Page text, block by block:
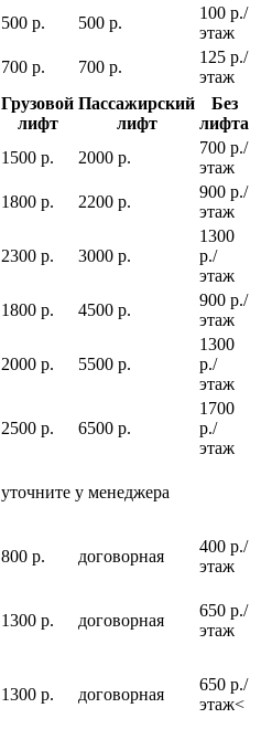
500 р. 500 р.
100 р./
этаж
700 р. 700 р.
125 р./
этаж
Грузовой
лифт
Пассажирский
лифт
Без
лифта
1500 р. 2000 р.
700 р./
этаж
1800 р. 2200 р.
900 р./
этаж
2300 р. 3000 р.
1300
р./
этаж
1800 р. 4500 р.
900 р./
этаж
2000 р. 5500 р.
1300
р./
этаж
2500 р. 6500 р.
1700
р./
этаж
уточните у менеджера
800 р. договорная
400 р./
этаж
1300 р. договорная
650 р./
этаж
1300 р. договорная
650 р./
этаж<